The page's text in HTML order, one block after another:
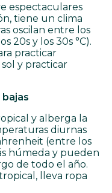
espectaculares
tiene un clima
oscilan entre los
20s y los 30s °C).
practicar
y practicar
y alberga la
diurnas
(entre los
húmeda y pueden
de todo el año.
lleva ropa